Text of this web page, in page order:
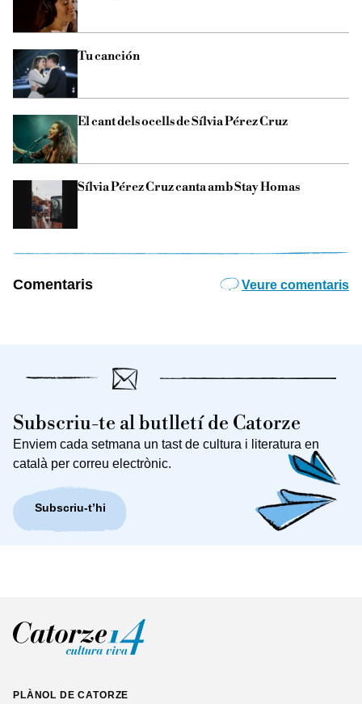
Tu canción
El cant dels ocells de Sílvia Pérez Cruz
Sílvia Pérez Cruz canta amb Stay Homas
Comentaris Veure comentaris
Subscriu-te al butlletí de Catorze
Enviem cada setmana un tast de cultura i literatura en
català per correu electrònic.
Subscriu-t’hi
PLÀNOL DE CATORZE